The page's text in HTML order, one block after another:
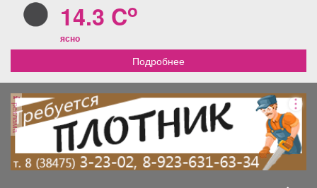
Обвиняемый признал свою вину. В прокуратуре
уточнили, что, если бы осётр погиб, ущерб
государству составил бы более 480 тысяч рублей.
Уголовное дело передано в суд для рассмотрения.
Фото: ru.freepik.com
14.3 Co
ясно
Подробнее
реклама